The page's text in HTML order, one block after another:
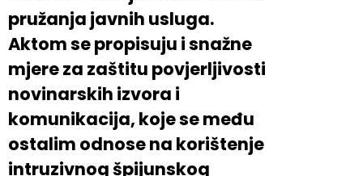
pružanja javnih usluga.
Aktom se propisuju i snažne
mjere za zaštitu povjerljivosti
novinarskih izvora i
komunikacija, koje se među
ostalim odnose na korištenje
intruzivnog špijunskog